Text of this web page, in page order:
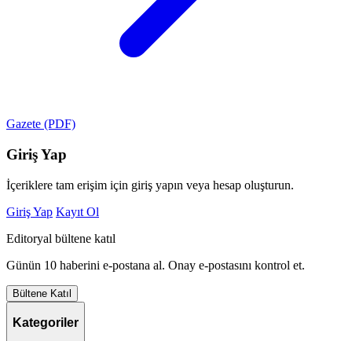
Gazete (PDF)
Giriş Yap
İçeriklere tam erişim için giriş yapın veya hesap oluşturun.
Giriş Yap Kayıt Ol
Editoryal bültene katıl
Günün 10 haberini e-postana al. Onay e-postasını kontrol et.
Bültene Katıl
Kategoriler